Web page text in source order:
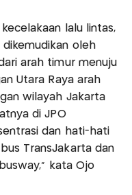
lalu lintas,
oleh
arah timur menuju
Utara Raya arah
wilayah Jakarta
di JPO
dan hati-hati
TransJakarta dan
kata Ojo